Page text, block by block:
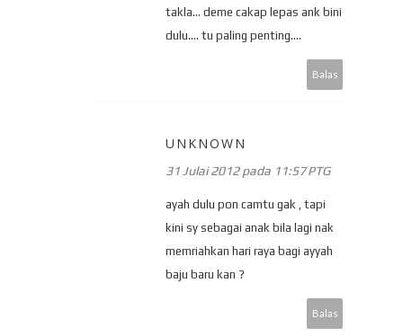
takla... deme cakap lepas ank bini
dulu.... tu paling penting....
Balas
UNKNOWN
31 Julai 2012 pada 11:57 PTG
ayah dulu pon camtu gak , tapi
kini sy sebagai anak bila lagi nak
memriahkan hari raya bagi ayyah
baju baru kan ?
Balas